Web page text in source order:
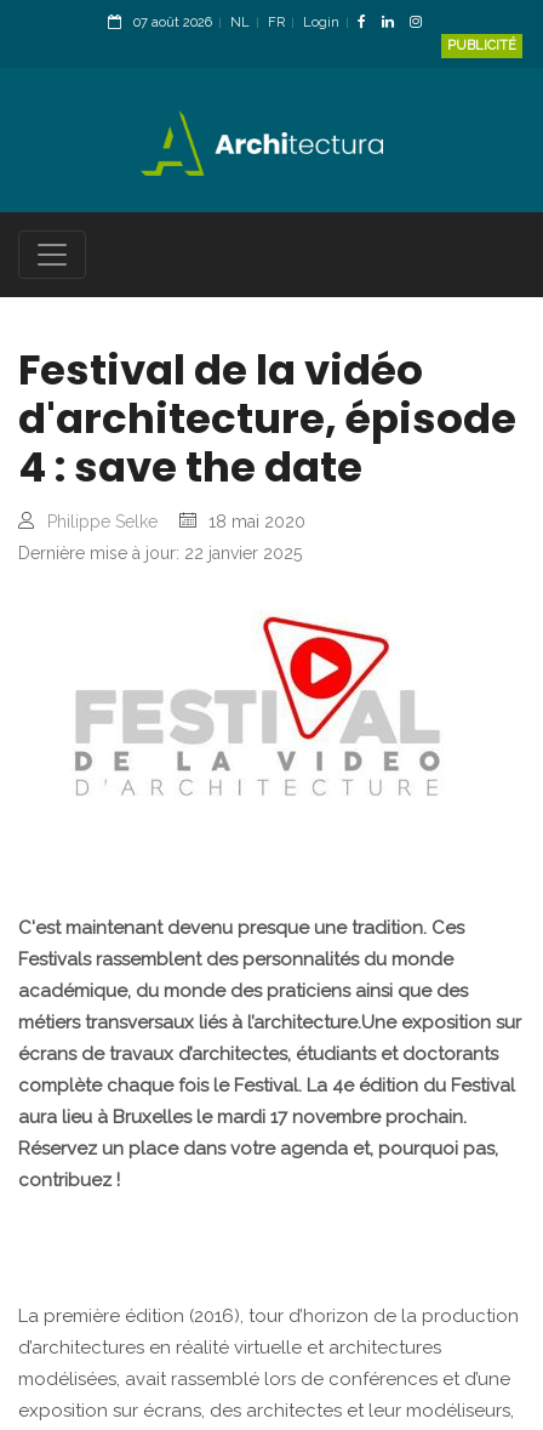
07 août 2026 NL FR
Login
PUBLICITÉ
Festival de la vidéo
d'architecture, épisode
4 : save the date
Philippe Selke
18 mai 2020
Dernière mise à jour: 22 janvier 2025
C'est maintenant devenu presque une tradition. Ces
Festivals rassemblent des personnalités du monde
académique, du monde des praticiens ainsi que des
métiers transversaux liés à l’architecture.Une exposition sur
écrans de travaux d’architectes, étudiants et doctorants
complète chaque fois le Festival. La 4e édition du Festival
aura lieu à Bruxelles le mardi 17 novembre prochain.
Réservez un place dans votre agenda et, pourquoi pas,
contribuez !
La première édition (2016), tour d’horizon de la production
d’architectures en réalité virtuelle et architectures
modélisées, avait rassemblé lors de conférences et d’une
exposition sur écrans, des architectes et leur modéliseurs,